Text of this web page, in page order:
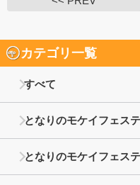
カテゴリ一覧
すべて
となりのモケイフェス
となりのモケイフェス